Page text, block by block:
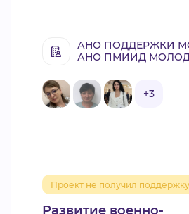
АНО ПОДДЕРЖКИ
АНО ПМИИД
+3
Развитие военно-
Проект не получил поддержку